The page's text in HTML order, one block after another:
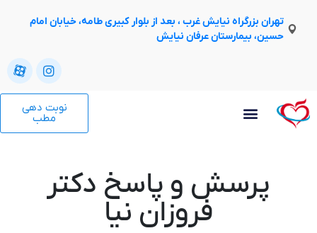
تهران بزرگراه نیایش غرب ، بعد از بلوار کبیری طامه، خیابان امام
حسین، بیمارستان عرفان نیایش
نوبت دهی
پرسش و پاسخ دکتر
فروزان نیا